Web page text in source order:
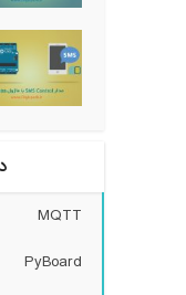
MQTT
PyBoard